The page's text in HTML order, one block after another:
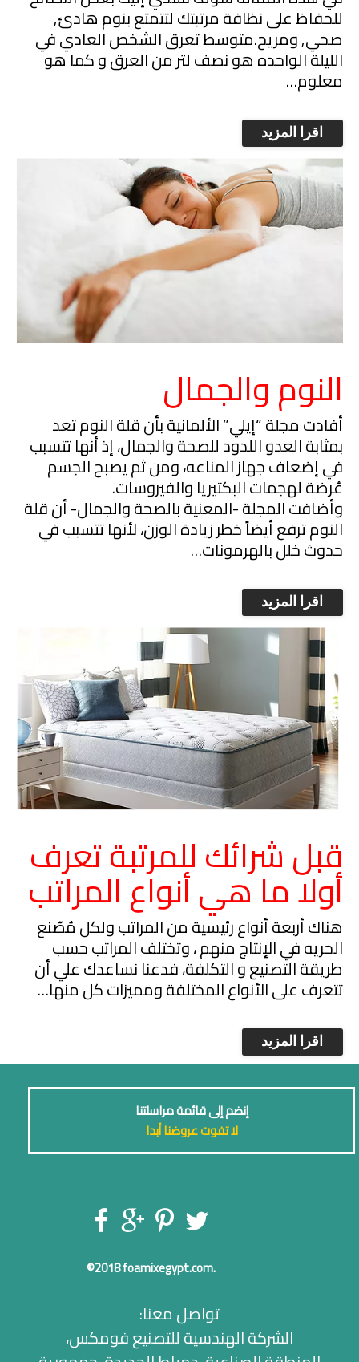
للحفاظ على نظافة مرتبتك لتتمتع بنوم هادئ,
صحي, ومريح.متوسط تعرق الشخص العادي في
الليلة الواحده هو نصف لتر من العرق و كما هو
معلوم…
اقرا المزيد
النوم والجمال
أفادت مجلة “إيلي” الألمانية بأن قلة ‫النوم تعد
بمثابة العدو اللدود للصحة والجمال، إذ أنها تتسبب
في إضعاف جهاز المناعه، ومن ثم يصبح الجسم
عُرضة لهجمات البكتيريا والفيروسات.
وأضافت المجلة -المعنية بالصحة والجمال- أن قلة
النوم ترفع أيضاً خطر ‫زيادة الوزن، لأنها تتسبب في
حدوث خلل بالهرمونات…
اقرا المزيد
قبل شرائك للمرتبة تعرف
أولا ما هي أنواع المراتب
هناك أربعة أنواع رئيسية من المراتب ولكل مُصّنع
الحريه في الإنتاج منهم ، وتختلف المراتب حسب
طريقة التصنيع و التكلفة، فدعنا نساعدك علي أن
تتعرف على الأنواع المختلفة ومميزات كل منها…
اقرا المزيد
إنضم إلى قائمة مراسلتنا
لا تفوت عروضنا أبدا
©2018foamixegypt.com.
تواصل معنا:
الشركة الهندسية للتصنيع فومكس،